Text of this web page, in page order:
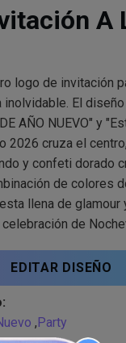
A
logo de invitación
El
AÑO NUEVO" y
2026 cruza el
y confeti dorado
de colores
llena de
de
EDITAR DISEÑO
,Party